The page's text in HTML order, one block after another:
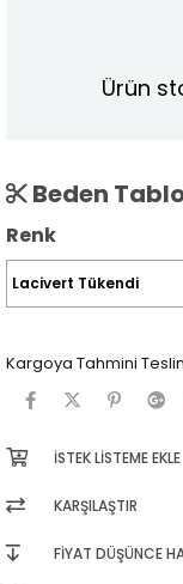
Ürün
Beden
Renk
Kargoya Tahmini
İSTEK LISTEME EKLE
KARŞILAŞTIR
FIYAT DÜŞÜNCE